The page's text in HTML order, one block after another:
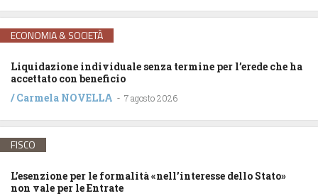
ECONOMIA & SOCIETÀ
Liquidazione individuale senza termine per l’erede che ha
accettato con beneficio
/Carmela NOVELLA - 7 agosto 2026
FISCO
L’esenzione per le formalità «nell’interesse dello Stato»
non vale per le Entrate